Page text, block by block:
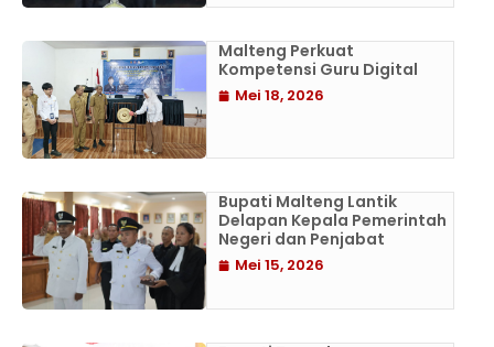
Malteng Perkuat
Kompetensi Guru Digital
Mei 18, 2026
Bupati Malteng Lantik
Delapan Kepala Pemerintah
Negeri dan Penjabat
Mei 15, 2026